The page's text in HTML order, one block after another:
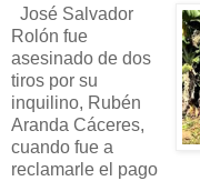
José Salvador
Rolón fue
asesinado de dos
tiros por su
inquilino, Rubén
Aranda Cáceres,
cuando fue a
reclamarle el pago